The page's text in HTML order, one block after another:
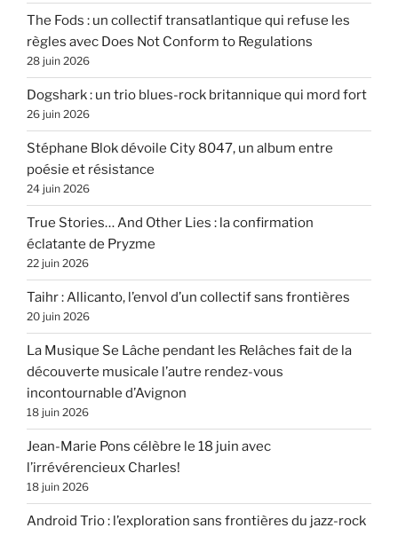
The Fods : un collectif transatlantique qui refuse les
règles avec Does Not Conform to Regulations
28 juin 2026
Dogshark : un trio blues-rock britannique qui mord fort
26 juin 2026
Stéphane Blok dévoile City 8047, un album entre
poésie et résistance
24 juin 2026
True Stories… And Other Lies : la confirmation
éclatante de Pryzme
22 juin 2026
Taihr : Allicanto, l’envol d’un collectif sans frontières
20 juin 2026
La Musique Se Lâche pendant les Relâches fait de la
découverte musicale l’autre rendez-vous
incontournable d’Avignon
18 juin 2026
Jean-Marie Pons célèbre le 18 juin avec
l’irrévérencieux Charles!
18 juin 2026
Android Trio : l’exploration sans frontières du jazz-rock